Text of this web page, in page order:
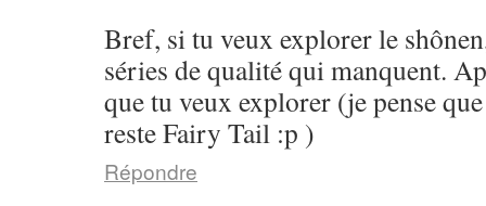
Bref, si tu veux explorer le
séries de qualité qui manquent.
que tu veux explorer (je pense
reste Fairy Tail :p )
Répondre